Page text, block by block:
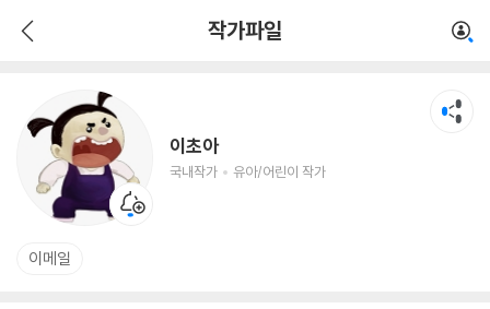
작가파일
이초아
국내작가 유아/어린이 작가
유아/어린이 작가
이메일